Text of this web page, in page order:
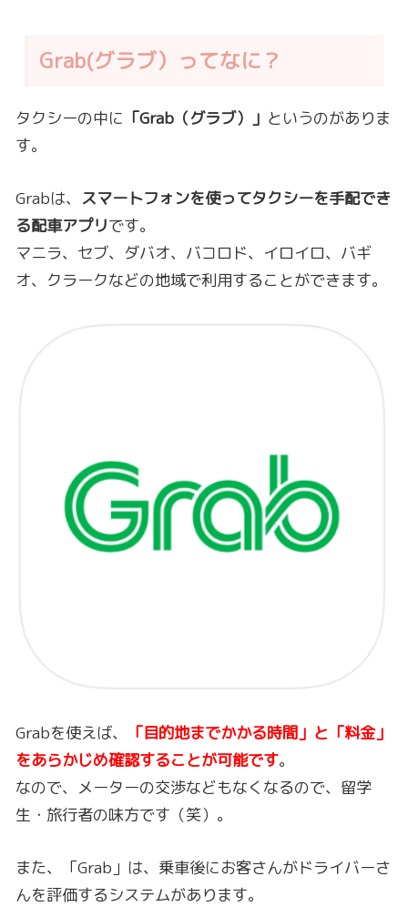
Grab(グラブ）ってなに？
タクシーの中に 「Grab（グラブ）」 というのがありま
す。
Grabは、 スマートフォンを使ってタクシーを手配でき
る配車アプリです。
マニラ、セブ、ダバオ、バコロド、イロイロ、バギ
オ、クラークなどの地域で利用することができます。
Grabを使えば、
「目的地までかかる時間」と「料金」
をあらかじめ確認することが可能です。
なので、メーターの交渉などもなくなるので、留学
生・旅行者の味方です（笑）。
また、「Grab」は、乗車後にお客さんがドライバーさ
んを評価するシステムがあります。